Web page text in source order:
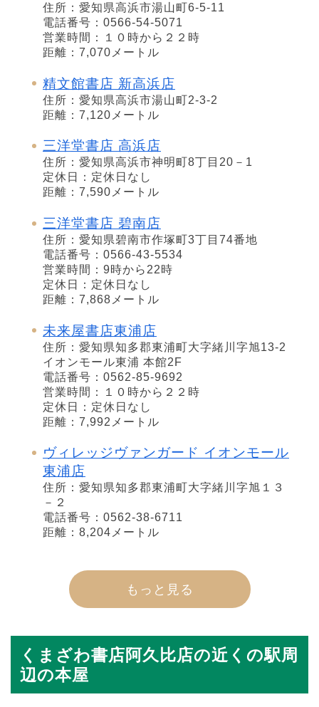
住所：愛知県高浜市湯山町6-5-11
電話番号：0566-54-5071
営業時間：１０時から２２時
距離：7,070メートル
精文館書店 新高浜店
住所：愛知県高浜市湯山町2-3-2
距離：7,120メートル
三洋堂書店 高浜店
住所：愛知県高浜市神明町8丁目20－1
定休日：定休日なし
距離：7,590メートル
三洋堂書店 碧南店
住所：愛知県碧南市作塚町3丁目74番地
電話番号：0566-43-5534
営業時間：9時から22時
定休日：定休日なし
距離：7,868メートル
未来屋書店東浦店
住所：愛知県知多郡東浦町大字緒川字旭13-2
イオンモール東浦 本館2F
電話番号：0562-85-9692
営業時間：１０時から２２時
定休日：定休日なし
距離：7,992メートル
ヴィレッジヴァンガード イオンモール
東浦店
住所：愛知県知多郡東浦町大字緒川字旭１３
－２
電話番号：0562-38-6711
距離：8,204メートル
もっと見る
くまざわ書店阿久比店の近くの駅周
辺の本屋